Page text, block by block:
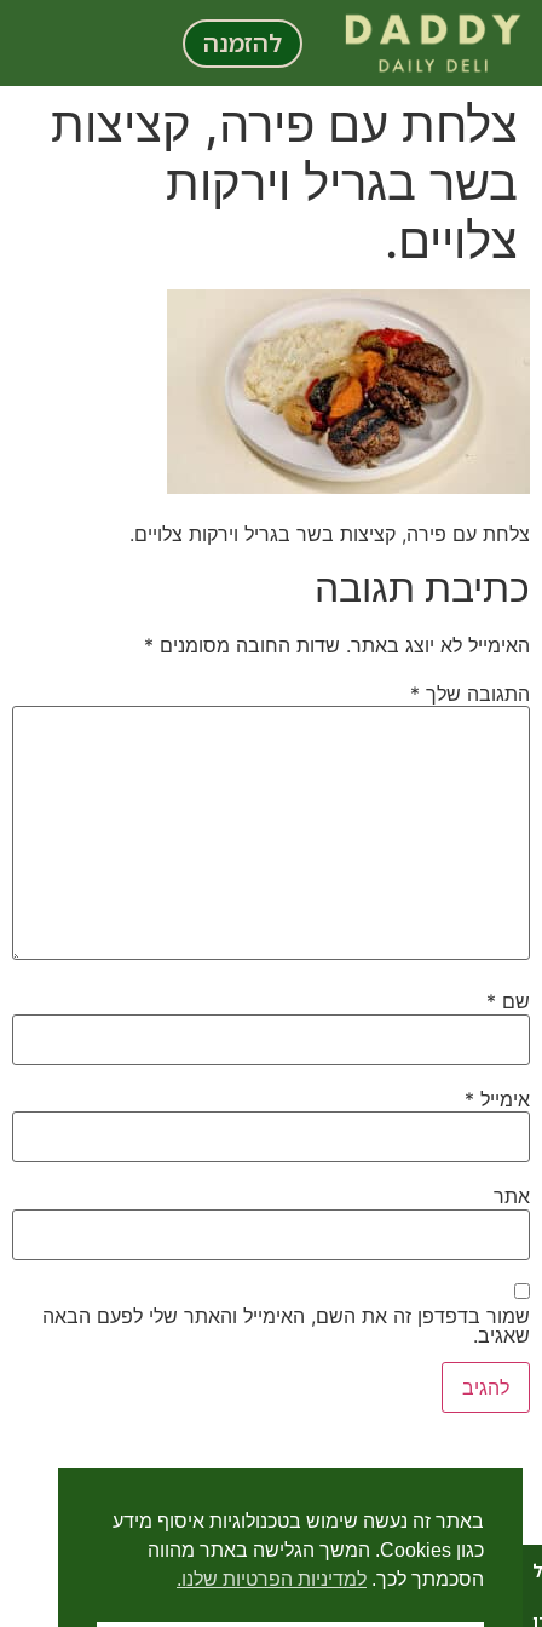
לתוכן
להזמנה
צלחת עם פירה, קציצות
בשר בגריל וירקות
צלויים.
צלחת עם פירה, קציצות בשר בגריל וירקות צלויים.
כתיבת תגובה
האימייל לא יוצג באתר. שדות החובה מסומנים *
התגובה שלך *
שם *
אימייל *
אתר
שמור בדפדפן זה את השם, האימייל והאתר שלי לפעם הבאה
שאגיב.
באתר זה נעשה שימוש בטכנולוגיות איסוף מידע
כגון Cookies. המשך הגלישה באתר מהווה
הסכמתך לכך. למדיניות הפרטיות שלנו.